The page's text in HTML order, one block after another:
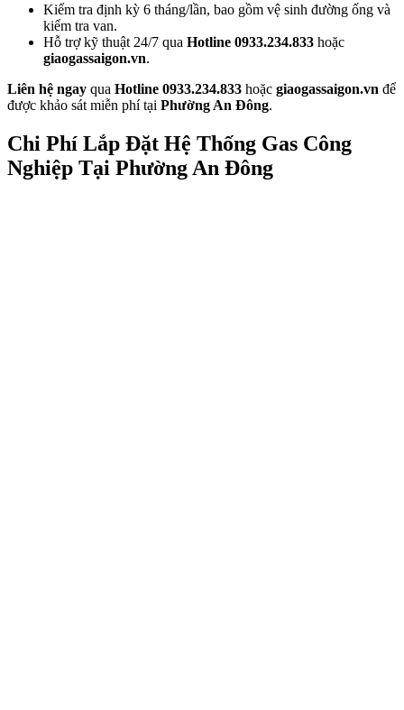
Kiểm tra định kỳ 6 tháng/lần, bao gồm vệ sinh đường ống và
kiểm tra van.
Hỗ trợ kỹ thuật 24/7 qua Hotline 0933.234.833 hoặc
giaogassaigon.vn.
Liên hệ ngay qua Hotline 0933.234.833 hoặc giaogassaigon.vn để
được khảo sát miễn phí tại Phường An Đông.
Chi Phí Lắp Đặt Hệ Thống Gas Công
Nghiệp Tại Phường An Đông